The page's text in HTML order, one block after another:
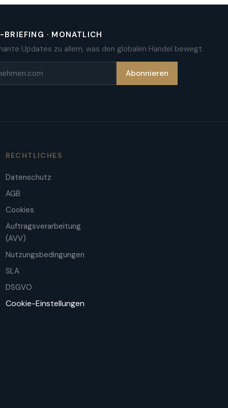
BRIEFING · MONATLICH
Updates zu allem, was den globalen Handel bewegt.
Abonnieren
RECHTLICHES
Datenschutz
AGB
Cookies
Auftragsverarbeitung
(AVV)
Nutzungsbedingungen
SLA
DSGVO
Cookie-Einstellungen